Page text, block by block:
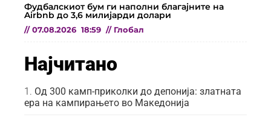
Фудбалскиот бум ги наполни благајните на
Airbnb до 3,6 милијарди долари
// 07.08.2026 18:59 // Глобал
Најчитано
Од 300 камп-приколки до депонија: златната
ера на кампирањето во Македонија